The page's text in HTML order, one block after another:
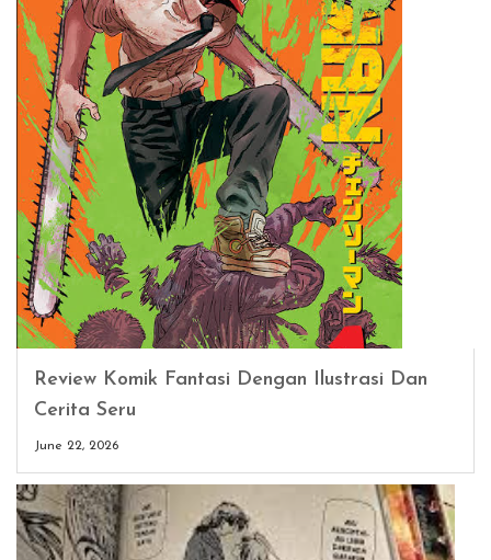
Review Komik Fantasi Dengan Ilustrasi Dan
Cerita Seru
June 22, 2026